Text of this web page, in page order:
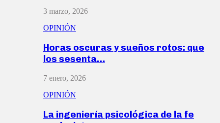
3 marzo, 2026
OPINIÓN
Horas oscuras y sueños rotos: que
los sesenta…
7 enero, 2026
OPINIÓN
La ingeniería psicológica de la fe